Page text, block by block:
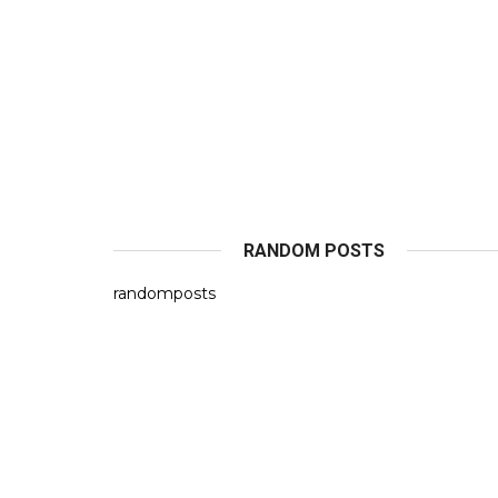
RANDOM POSTS
randomposts